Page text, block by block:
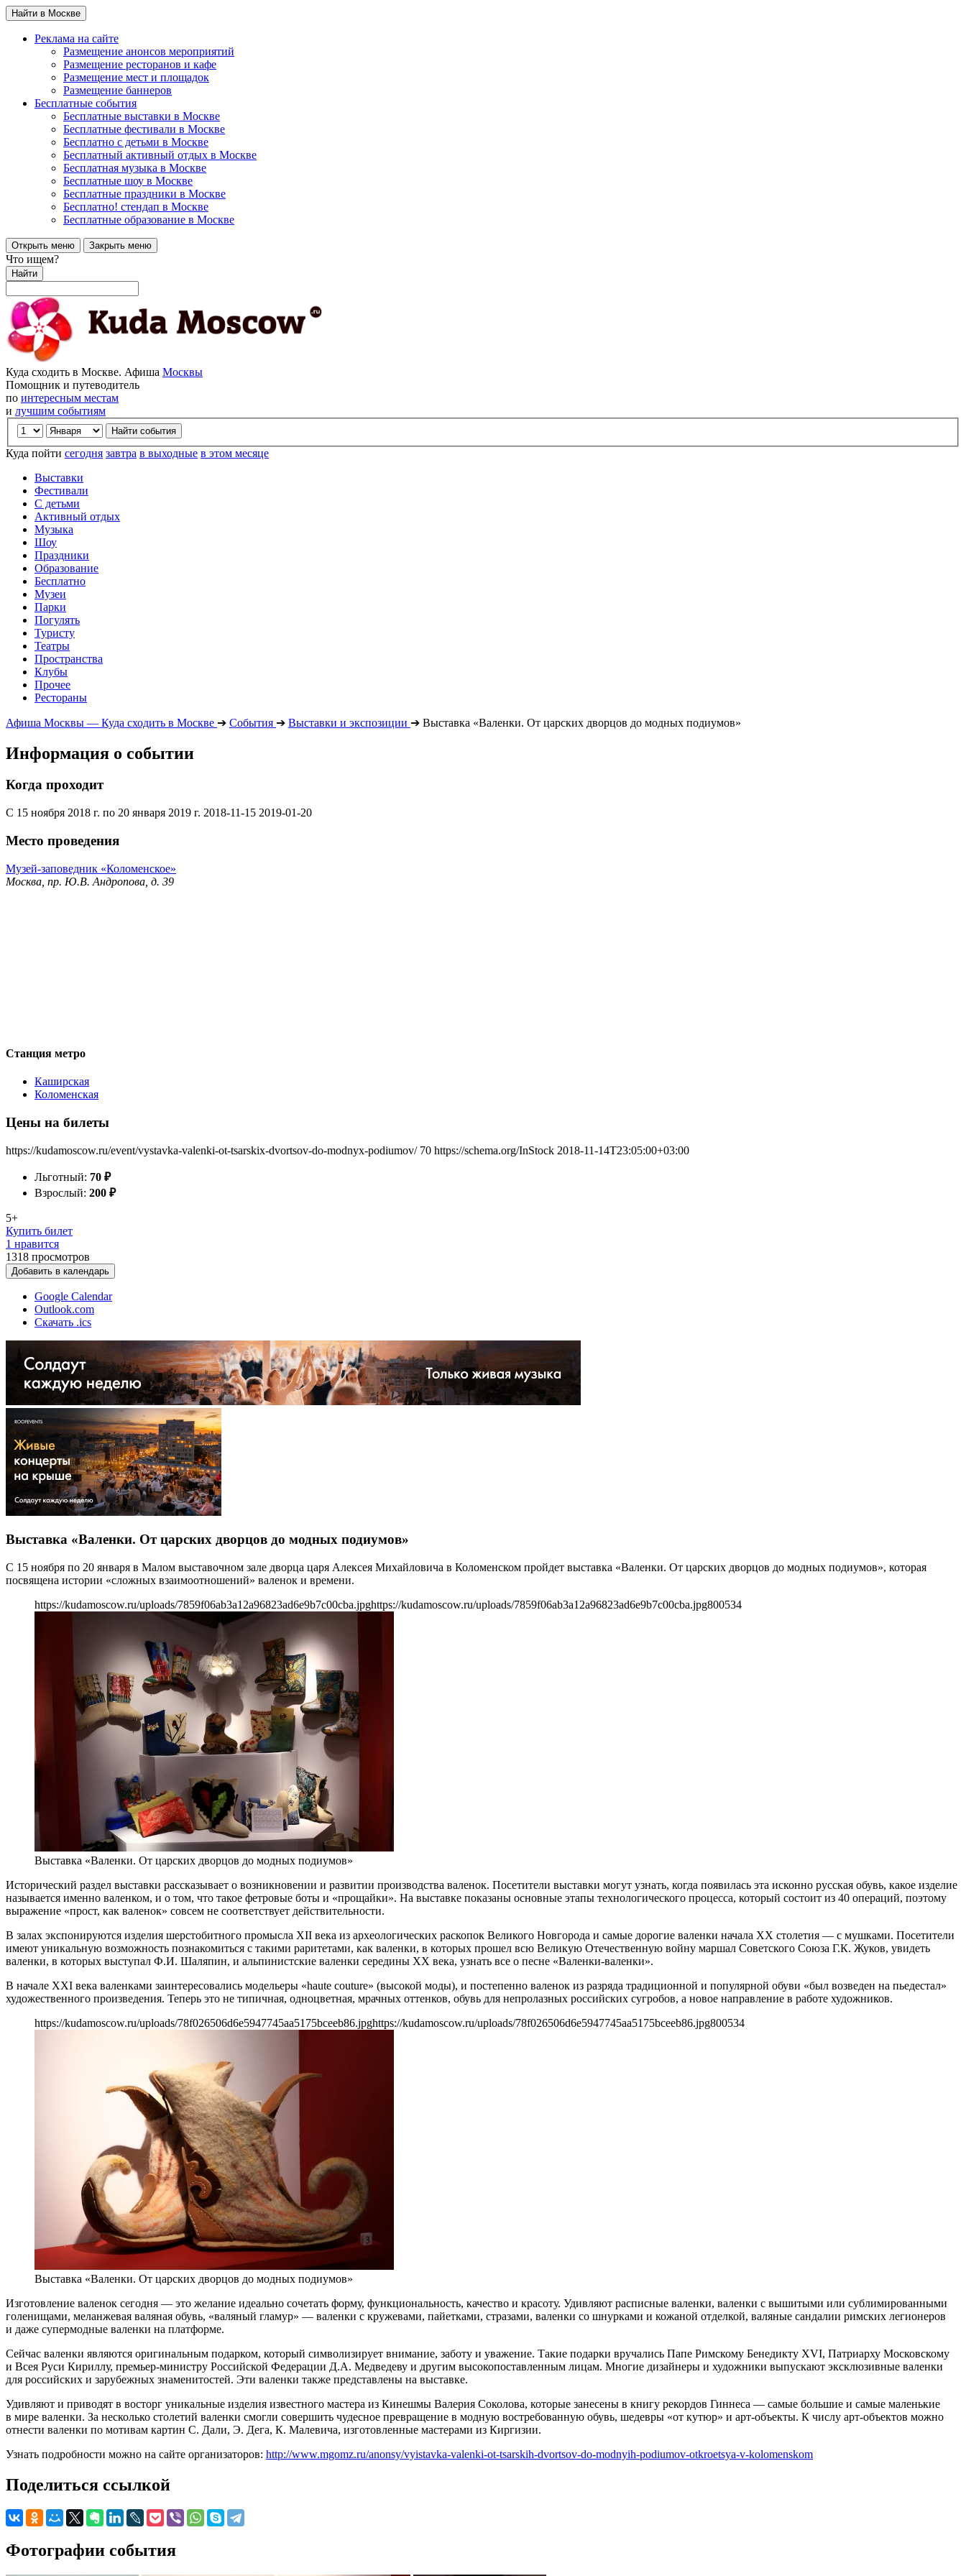
Найти в Москве
Реклама на сайте
Размещение анонсов мероприятий
Размещение ресторанов и кафе
Размещение мест и площадок
Размещение баннеров
Бесплатные события
Бесплатные выставки в Москве
Бесплатные фестивали в Москве
Бесплатно с детьми в Москве
Бесплатный активный отдых в Москве
Бесплатная музыка в Москве
Бесплатные шоу в Москве
Бесплатные праздники в Москве
Бесплатно! стендап в Москве
Бесплатные образование в Москве
Открыть меню Закрыть меню
Что ищем?
Найти
Куда сходить в Москве. Афиша Москвы
Помощник и путеводитель
по интересным местам
и лучшим событиям
Куда пойти сегодня завтра в выходные в этом месяце
Выставки
Фестивали
С детьми
Активный отдых
Музыка
Шоу
Праздники
Образование
Бесплатно
Музеи
Парки
Погулять
Туристу
Театры
Пространства
Клубы
Прочее
Рестораны
Афиша Москвы — Куда сходить в Москве ➔ События ➔ Выставки и экспозиции ➔ Выставка «Валенки. От царских дворцов до модных подиумов»
Информация о событии
Когда проходит
С 15 ноября 2018 г. по 20 января 2019 г. 2018-11-15 2019-01-20
Место проведения
Музей-заповедник «Коломенское»
Москва, пр. Ю.В. Андропова, д. 39
Станция метро
Каширская
Коломенская
Цены на билеты
https://kudamoscow.ru/event/vystavka-valenki-ot-tsarskix-dvortsov-do-modnyx-podiumov/ 70 https://schema.org/InStock 2018-11-14T23:05:00+03:00
Льготный: 70 ₽
Взрослый: 200 ₽
5+
Купить билет
1 нравится
1318 просмотров
Добавить в календарь
Google Calendar
Outlook.com
Скачать .ics
Выставка «Валенки. От царских дворцов до модных подиумов»
С 15 ноября по 20 января в Малом выставочном зале дворца царя Алексея Михайловича в Коломенском пройдет выставка «Валенки. От царских дворцов до модных подиумов», которая
посвящена истории «сложных взаимоотношений» валенок и времени.
https://kudamoscow.ru/uploads/7859f06ab3a12a96823ad6e9b7c00cba.jpghttps://kudamoscow.ru/uploads/7859f06ab3a12a96823ad6e9b7c00cba.jpg800534
Выставка «Валенки. От царских дворцов до модных подиумов»
Исторический раздел выставки рассказывает о возникновении и развитии производства валенок. Посетители выставки могут узнать, когда появилась эта исконно русская обувь, какое изделие
называется именно валенком, и о том, что такое фетровые боты и «прощайки». На выставке показаны основные этапы технологического процесса, который состоит из 40 операций, поэтому
выражение «прост, как валенок» совсем не соответствует действительности.
В залах экспонируются изделия шерстобитного промысла XII века из археологических раскопок Великого Новгорода и самые дорогие валенки начала ХХ столетия — с мушками. Посетители
имеют уникальную возможность познакомиться с такими раритетами, как валенки, в которых прошел всю Великую Отечественную войну маршал Советского Союза Г.К. Жуков, увидеть
валенки, в которых выступал Ф.И. Шаляпин, и альпинистские валенки середины ХХ века, узнать все о песне «Валенки-валенки».
В начале ХХI века валенками заинтересовались модельеры «haute couture» (высокой моды), и постепенно валенок из разряда традиционной и популярной обуви «был возведен на пьедестал»
художественного произведения. Теперь это не типичная, одноцветная, мрачных оттенков, обувь для непролазных российских сугробов, а новое направление в работе художников.
https://kudamoscow.ru/uploads/78f026506d6e5947745aa5175bceeb86.jpghttps://kudamoscow.ru/uploads/78f026506d6e5947745aa5175bceeb86.jpg800534
Выставка «Валенки. От царских дворцов до модных подиумов»
Изготовление валенок сегодня — это желание идеально сочетать форму, функциональность, качество и красоту. Удивляют расписные валенки, валенки с вышитыми или сублимированными
голенищами, меланжевая валяная обувь, «валяный гламур» — валенки с кружевами, пайетками, стразами, валенки со шнурками и кожаной отделкой, валяные сандалии римских легионеров
и даже супермодные валенки на платформе.
Сейчас валенки являются оригинальным подарком, который символизирует внимание, заботу и уважение. Такие подарки вручались Папе Римскому Бенедикту XVI, Патриарху Московскому
и Всея Руси Кириллу, премьер-министру Российской Федерации Д.А. Медведеву и другим высокопоставленным лицам. Многие дизайнеры и художники выпускают эксклюзивные валенки
для российских и зарубежных знаменитостей. Эти валенки также представлены на выставке.
Удивляют и приводят в восторг уникальные изделия известного мастера из Кинешмы Валерия Соколова, которые занесены в книгу рекордов Гиннеса — самые большие и самые маленькие
в мире валенки. За несколько столетий валенки смогли совершить чудесное превращение в модную востребованную обувь, шедевры «от кутюр» и арт-объекты. К числу арт-объектов можно
отнести валенки по мотивам картин С. Дали, Э. Дега, К. Малевича, изготовленные мастерами из Киргизии.
Узнать подробности можно на сайте организаторов: http://www.mgomz.ru/anonsy/vyistavka-valenki-ot-tsarskih-dvortsov-do-modnyih-podiumov-otkroetsya-v-kolomenskom
Поделиться ссылкой
Фотографии события